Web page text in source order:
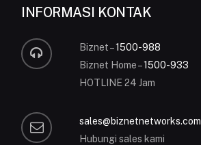
INFORMASI KONTAK
Biznet –1500-988
Biznet Home –1500-933
HOTLINE 24 Jam
sales@biznetnetworks.com
Hubungi sales kami